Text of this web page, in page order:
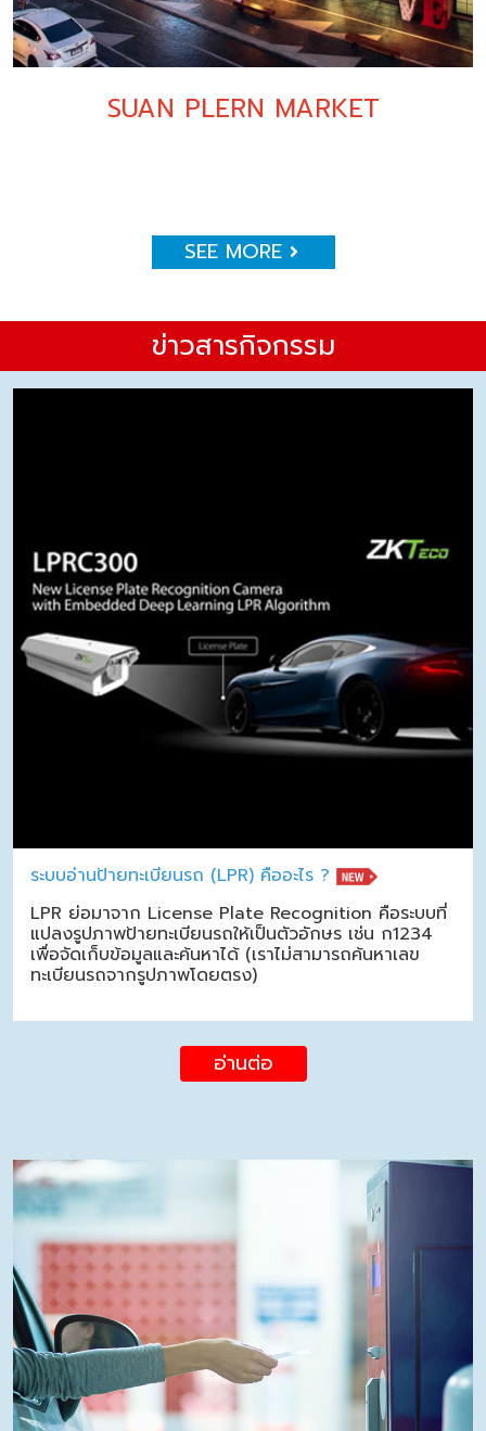
SUAN PLERN MARKET
SEE MORE
ข่าวสารกิจกรรม
ระบบอ่านป้ายทะเบียนรถ (LPR) คืออะไร ?
LPR ย่อมาจาก License Plate Recognition คือระบบที่
แปลงรูปภาพป้ายทะเบียนรถให้เป็นตัวอักษร เช่น ก1234
เพื่อจัดเก็บข้อมูลและค้นหาได้ (เราไม่สามารถค้นหาเลข
ทะเบียนรถจากรูปภาพโดยตรง)
อ่านต่อ